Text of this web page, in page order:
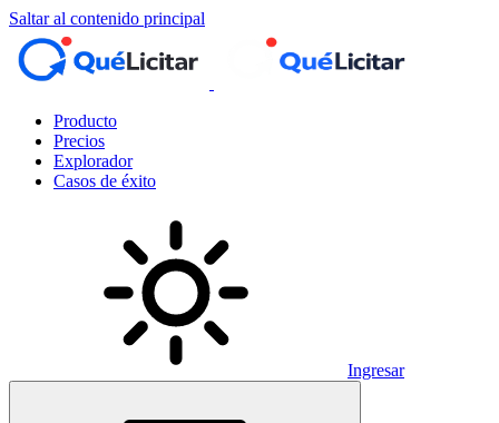
Saltar al contenido principal
Producto
Precios
Explorador
Casos de éxito
Ingresar